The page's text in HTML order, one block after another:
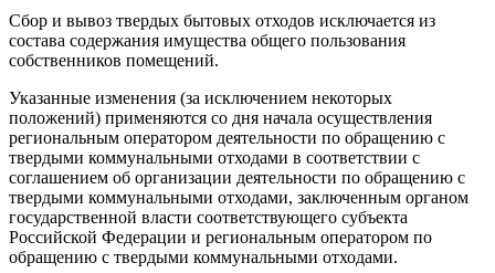
Сбор и вывоз твердых бытовых отходов исключается из
состава содержания имущества общего пользования
собственников помещений.
Указанные изменения (за исключением некоторых
положений) применяются со дня начала осуществления
региональным оператором деятельности по обращению с
твердыми коммунальными отходами в соответствии с
соглашением об организации деятельности по обращению с
твердыми коммунальными отходами, заключенным органом
государственной власти соответствующего субъекта
Российской Федерации и региональным оператором по
обращению с твердыми коммунальными отходами.